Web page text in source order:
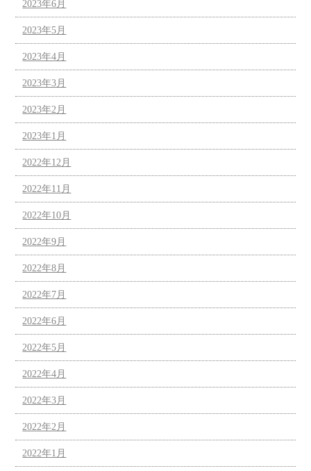
2023年6月
2023年5月
2023年4月
2023年3月
2023年2月
2023年1月
2022年12月
2022年11月
2022年10月
2022年9月
2022年8月
2022年7月
2022年6月
2022年5月
2022年4月
2022年3月
2022年2月
2022年1月